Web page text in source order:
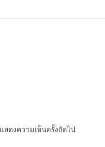
สดงความเห็นครั้งถัดไป